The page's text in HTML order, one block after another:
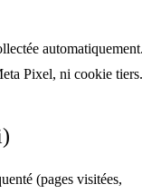
Pixel, ni cookie tiers.
(pages visitées,